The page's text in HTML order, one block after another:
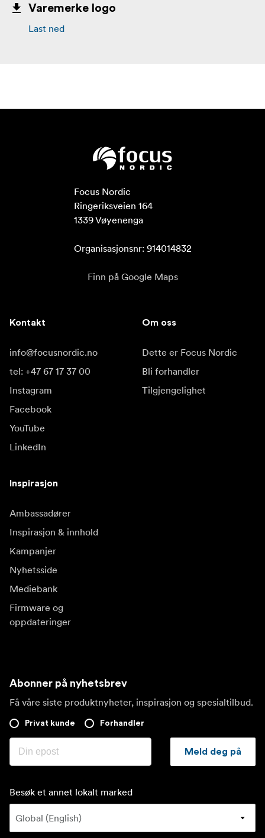
Varemerke logo
Last ned
Focus Nordic
Ringeriksveien 164
1339 Vøyenenga
Organisasjonsnr: 914014832
Finn på Google Maps
Kontakt
info@focusnordic.no
tel: +47 67 17 37 00
Instagram
Facebook
YouTube
LinkedIn
Om oss
Dette er Focus Nordic
Bli forhandler
Tilgjengelighet
Inspirasjon
Ambassadører
Inspirasjon & innhold
Kampanjer
Nyhetsside
Mediebank
Firmware og
oppdateringer
Abonner på nyhetsbrev
Få våre siste produktnyheter, inspirasjon og spesialtilbud.
Privat kunde Forhandler
Meld deg på
Besøk et annet lokalt marked